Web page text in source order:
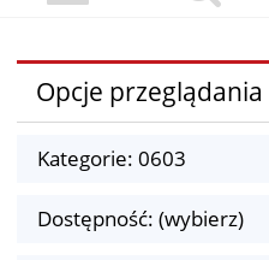
Opcje przeglądania
Kategorie: 0603
Dostępność: (wybierz)